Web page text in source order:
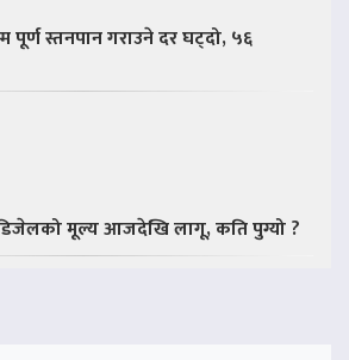
पूर्ण स्तनपान गराउने दर घट्दो, ५६
मूल्य आजदेखि लागू, कति पुग्यो ?